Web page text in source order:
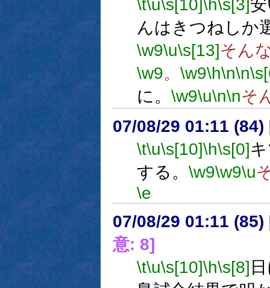
\t\u\s[10]\h\s[3]
んはきつねしか
\w9\u\s[13]そん
\w9。 \w9\h\n\n
に。 \w9\u\n\nそ
07/08/29 01:11 (84)
\t\u\s[10]\h\s[0]
する。 \w9\w9\u
\e
07/08/29 01:11 (85)
意: 8]
\t\u\s[10]\h\s[8]